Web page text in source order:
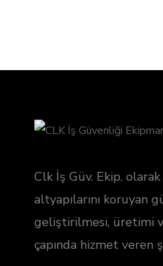
Clk İş Güv. Ekip.
altyapılarını koruyan
geliştirilmesi, üretimi
çapında hizmet veren